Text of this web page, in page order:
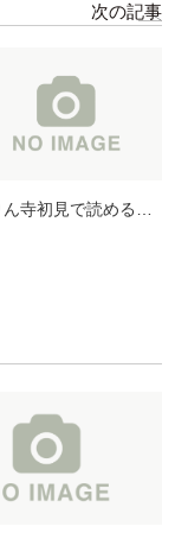
次の記事
ん寺初見で読める人